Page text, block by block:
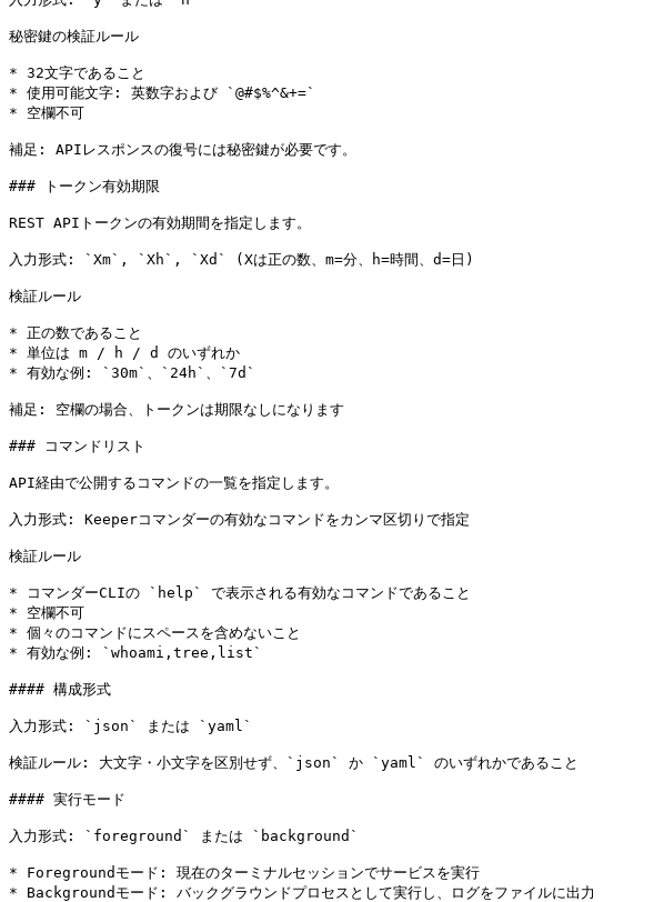
秘密鍵の検証ルール
* 32文字であること
* 使用可能文字: 英数字および `@#$%^&+=`
* 空欄不可
補足: APIレスポンスの復号には秘密鍵が必要です。
### トークン有効期限
REST APIトークンの有効期間を指定します。
入力形式: `Xm`, `Xh`, `Xd` (Xは正の数、m=分、h=時間、d=日)
検証ルール
* 正の数であること
* 単位は m / h / d のいずれか
* 有効な例: `30m`、`24h`、`7d`
補足: 空欄の場合、トークンは期限なしになります
### コマンドリスト
API経由で公開するコマンドの一覧を指定します。
入力形式: Keeperコマンダーの有効なコマンドをカンマ区切りで指定
検証ルール
* コマンダーCLIの `help` で表示される有効なコマンドであること
* 空欄不可
* 個々のコマンドにスペースを含めないこと
* 有効な例: `whoami,tree,list`
#### 構成形式
入力形式: `json` または `yaml`
検証ルール: 大文字・小文字を区別せず、`json` か `yaml` のいずれかであること
#### 実行モード
入力形式: `foreground` または `background`
* Foregroundモード: 現在のターミナルセッションでサービスを実行
* Backgroundモード: バックグラウンドプロセスとして実行し、ログをファイルに出力